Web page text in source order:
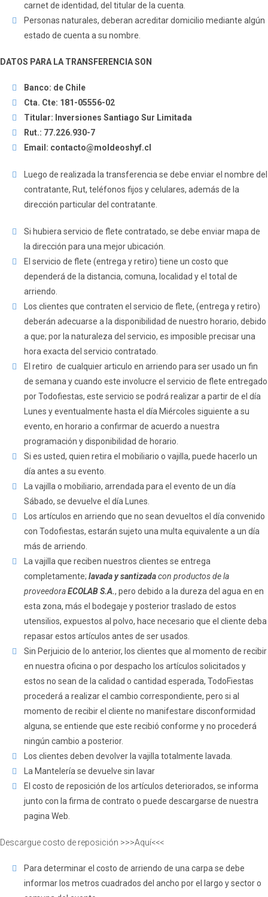
carnet de identidad, del titular de la cuenta.
Personas naturales, deberan acreditar domicilio mediante algún
estado de cuenta a su nombre.
DATOS PARA LA TRANSFERENCIA SON
Banco: de Chile
Cta. Cte: 181-05556-02
Titular: Inversiones Santiago Sur Limitada
Rut.: 77.226.930-7
Email: contacto@moldeoshyf.cl
Luego de realizada la transferencia se debe enviar el nombre del
contratante, Rut, teléfonos fijos y celulares, además de la
dirección particular del contratante.
Si hubiera servicio de flete contratado, se debe enviar mapa de
la dirección para una mejor ubicación.
El servicio de flete (entrega y retiro) tiene un costo que
dependerá de la distancia, comuna, localidad y el total de
arriendo.
Los clientes que contraten el servicio de flete, (entrega y retiro)
deberán adecuarse a la disponibilidad de nuestro horario, debido
a que; por la naturaleza del servicio, es imposible precisar una
hora exacta del servicio contratado.
El retiro de cualquier articulo en arriendo para ser usado un fin
de semana y cuando este involucre el servicio de flete entregado
por Todofiestas, este servicio se podrá realizar a partir de el día
Lunes y eventualmente hasta el día Miércoles siguiente a su
evento, en horario a confirmar de acuerdo a nuestra
programación y disponibilidad de horario.
Si es usted, quien retira el mobiliario o vajilla, puede hacerlo un
día antes a su evento.
La vajilla o mobiliario, arrendada para el evento de un día
Sábado, se devuelve el día Lunes.
Los artículos en arriendo que no sean devueltos el día convenido
con Todofiestas, estarán sujeto una multa equivalente a un día
más de arriendo.
La vajilla que reciben nuestros clientes se entrega
completamente; lavada y santizadacon productos de la
proveedoraECOLAB S.A., pero debido a la dureza del agua en en
esta zona, más el bodegaje y posterior traslado de estos
utensilios, expuestos al polvo, hace necesario que el cliente deba
repasar estos artículos antes de ser usados.
Sin Perjuicio de lo anterior, los clientes que al momento de recibir
en nuestra oficina o por despacho los artículos solicitados y
estos no sean de la calidad o cantidad esperada, TodoFiestas
procederá a realizar el cambio correspondiente, pero si al
momento de recibir el cliente no manifestare disconformidad
alguna, se entiende que este recibió conforme y no procederá
ningún cambio a posterior.
Los clientes deben devolver la vajilla totalmente lavada.
La Mantelería se devuelve sin lavar
El costo de reposición de los artículos deteriorados, se informa
junto con la firma de contrato o puede descargarse de nuestra
pagina Web.
Descargue costo de reposición >>>Aquí<<<
Para determinar el costo de arriendo de una carpa se debe
informar los metros cuadrados del ancho por el largo y sector o